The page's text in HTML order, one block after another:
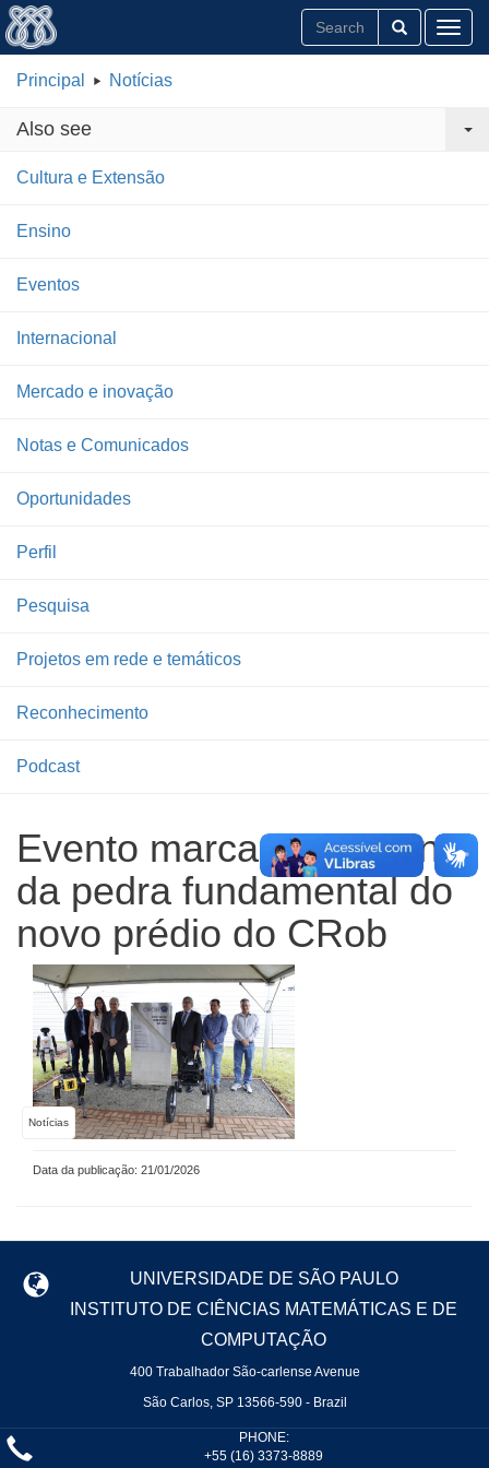
Principal Notícias
Also see
Cultura e Extensão
Ensino
Eventos
Internacional
Mercado e inovação
Notas e Comunicados
Oportunidades
Perfil
Pesquisa
Projetos em rede e temáticos
Reconhecimento
Podcast
Evento marca lançamento
da pedra fundamental do
novo prédio do CRob
Notícias
Data da publicação: 21/01/2026
UNIVERSIDADE DE SÃO PAULO
INSTITUTO DE CIÊNCIAS MATEMÁTICAS E DE
COMPUTAÇÃO
400 Trabalhador São-carlense Avenue
São Carlos, SP 13566-590 - Brazil
PHONE:
+55 (16) 3373-8889